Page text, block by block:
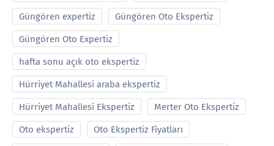
Güngören expertiz Güngören Oto Ekspertiz
Güngören Oto Expertiz
hafta sonu açık oto ekspertiz
Hürriyet Mahallesi araba ekspertiz
Hürriyet Mahallesi Ekspertiz Merter Oto Ekspertiz
Oto ekspertiz Oto Ekspertiz Fiyatları